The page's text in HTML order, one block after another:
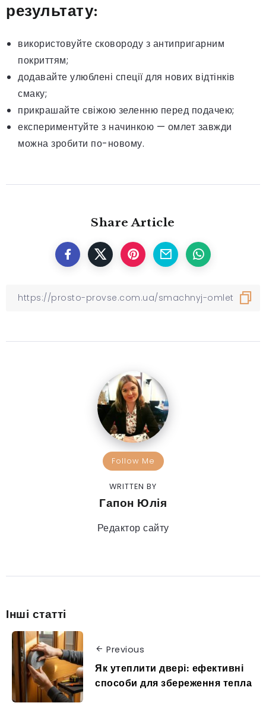
результату:
використовуйте сковороду з антипригарним
покриттям;
додавайте улюблені спеції для нових відтінків
смаку;
прикрашайте свіжою зеленню перед подачею;
експериментуйте з начинкою — омлет завжди
можна зробити по-новому.
Share Article
Follow Me
WRITTEN BY
Гапон Юлія
Редактор сайту
Інші статті
Previous
Як утеплити двері: ефективні
способи для збереження тепла